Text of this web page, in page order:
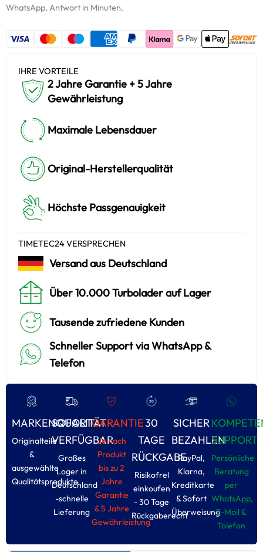
WhatsApp, Antwort in Minuten.
IHRE VORTEILE
2 Jahre Garantie + 5 Jahre
Gewährleistung
Maximale Lebensdauer
Original-Herstellerqualität
Höchste Passgenauigkeit
TIMETEC24 VERSPRECHEN
Versand aus Deutschland
Über 10.000 Turbolader auf Lager
Tausende zufriedene Kunden
Schneller Support via WhatsApp &
Telefon
MARKENQUALITÄT
Originalteile
&
ausgewählte
Qualitätsprodukte
SOFORT
VERFÜGBAR
Großes
Loger in
Deutschland
-schnelle
Lieferung
GARANTIE
Je nach
Produkt
bis zu 2
Jahre
Garantie
& 5 Jahre
Gewährleistung
30
TAGE
RÜCKGABE
Risikofrel
einkoufen
- 30 Tage
Rückgaberecht
SICHER
BEZAHLEN
PayPal,
Klarna,
Kreditkarte
& Sofort
Überweisung
SUPPORT
Persönliche
Beratung
per
WhatsApp,
E-Moil &
Tolefon